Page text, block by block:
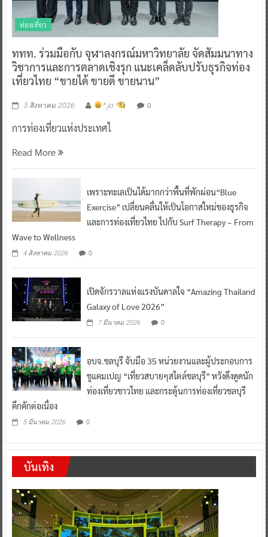
ท่องเที่ยว
ททท. ร่วมมือกับ จุฬาลงกรณ์มหาวิทยาลัย จัดสัมมนาทาง
วิชาการและการตลาดเชิงรุก แนะเคล็ดลับปรับธุรกิจท่อง
เที่ยวไทย “ขายได้ ขายดี ขายนาน”
5 สิงหาคม 2026 ^ jo ^ 0
การท่องเที่ยวแห่งประเทศไ
Read More
เพราะทะเลเป็นได้มากกว่าพื้นที่พักผ่อน“Blue
Exercise” เปลี่ยนคลื่นให้เป็นโอกาสใหม่ของธุรกิจ
และการท่องเที่ยวไทย ไปกับ Surf Therapy – From
Wave to Wellness
4 สิงหาคม 2026 0
เปิดจักรวาลแห่งแรงบันดาลใจ “Amazing Thailand
Galaxy of Love 2026”
7 มีนาคม 2026 0
อบจ.ชลบุรี จับมือ 35 หน่วยงานและผู้ประกอบการ
ชูแคมเปญ “เที่ยวสบายๆสไตล์ชลบุรี” หวังดึงดูดนัก
ท่องเที่ยวชาวไทย และกระตุ้นการท่องเที่ยวชลบุรี
คึกคักต่อเนื่อง
5 มีนาคม 2026 0
บันเทิง